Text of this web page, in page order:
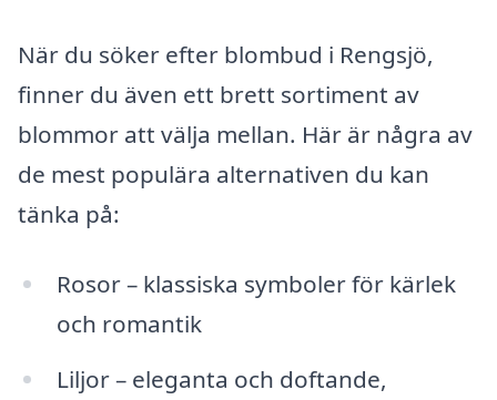
När du söker efter blombud i Rengsjö,
finner du även ett brett sortiment av
blommor att välja mellan. Här är några av
de mest populära alternativen du kan
tänka på:
Rosor – klassiska symboler för kärlek
och romantik
Liljor – eleganta och doftande,